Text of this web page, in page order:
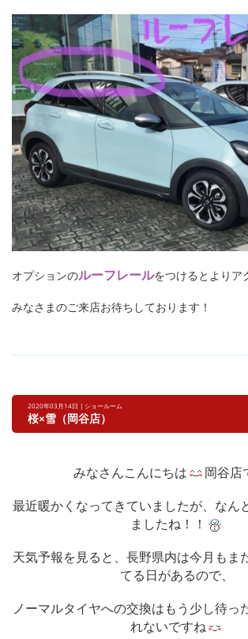
オプションのルーフレールをつけるとよりア
みなさまのご来店お待ちしております！
2020年03月14日 | ショールーム
桜×雪（岡谷店）
みなさんこんにちは
岡谷店
最近暖かくなってきていましたが、なん
ましたね！！
天気予報を見ると、長野県内は今月もま
てる日があるので、
ノーマルタイヤへの交換はもう少し待っ
れないですね